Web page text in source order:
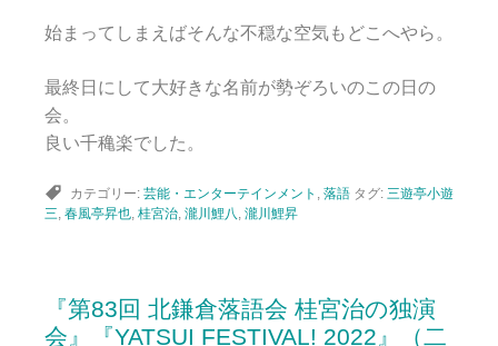
始まってしまえばそんな不穏な空気もどこへやら。
最終日にして大好きな名前が勢ぞろいのこの日の
会。
良い千穐楽でした。
カテゴリー: 芸能・エンターテインメント 落語 タグ: 三遊亭小遊
三 春風亭昇也 桂宮治 瀧川鯉八 瀧川鯉昇
『第83回 北鎌倉落語会 桂宮治の独演
会』『YATSUI FESTIVAL! 2022』（二